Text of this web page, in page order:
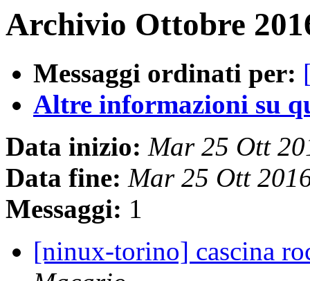
Archivio Ottobre
Messaggi ordinati per:
Altre informazioni su
Data inizio: Mar 25 Ott
Data fine: Mar 25 Ott
Messaggi: 1
[ninux-torino] cascina